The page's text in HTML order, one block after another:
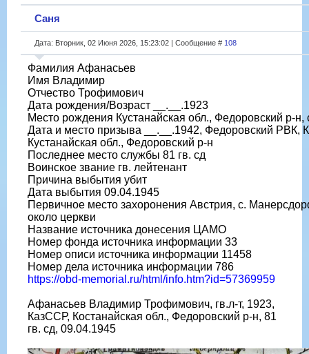
Саня
Дата: Вторник, 02 Июня 2026, 15:23:02 | Сообщение # 108
Фамилия Афанасьев
Имя Владимир
Отчество Трофимович
Дата рождения/Возраст __.__.1923
Место рождения Кустанайская обл., Федоровский р-н,
Дата и место призыва __.__.1942, Федоровский РВК,
Кустанайская обл., Федоровский р-н
Последнее место службы 81 гв. сд
Воинское звание гв. лейтенант
Причина выбытия убит
Дата выбытия 09.04.1945
Первичное место захоронения Австрия, с.
около церкви
Название источника донесения ЦАМО
Номер фонда источника информации 33
Номер описи источника информации 11458
Номер дела источника информации 786
https://obd-memorial.ru/html/info.htm?id=57369959
Афанасьев Владимир Трофимович, гв.л-т, 1923,
КазССР, Костанайская обл., Федоровский р-н, 81
гв. сд, 09.04.1945